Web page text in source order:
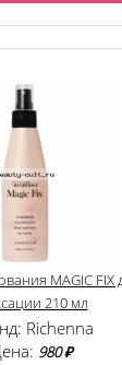
MAGIC FIX
210 мл
Richenna
980 ₽